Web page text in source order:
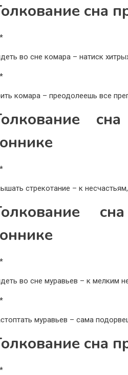
сна
во сне комара – натиск
комара – преодолеешь все
стрекотание – к
во сне муравьев – к мелким
муравьев – сама
сна